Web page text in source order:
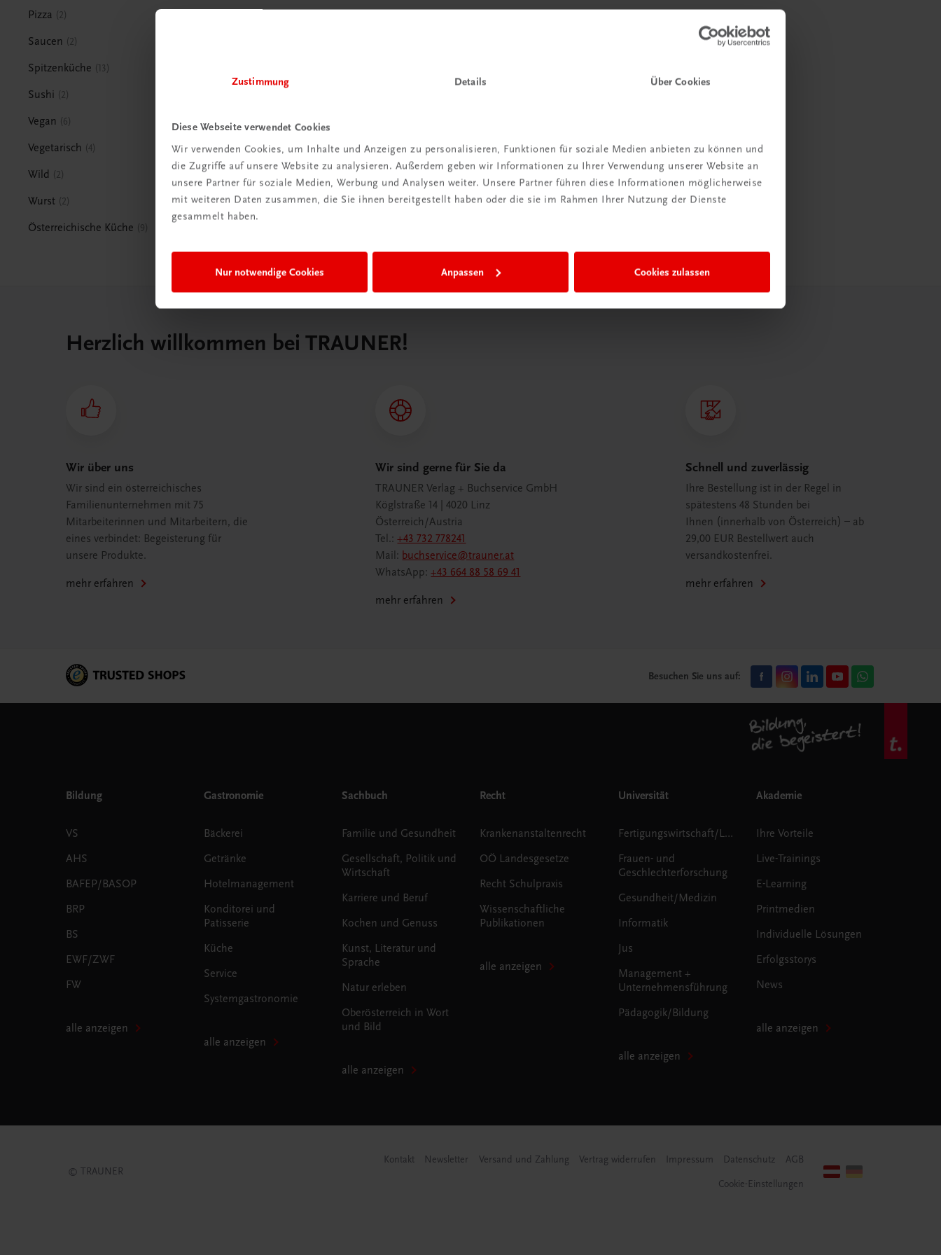
Zustimmung Details Über Cookies
Diese Webseite verwendet Cookies
Wir verwenden Cookies, um Inhalte und Anzeigen zu personalisieren, Funktionen für soziale Medien anbieten zu können und
die Zugriffe auf unsere Website zu analysieren. Außerdem geben wir Informationen zu Ihrer Verwendung unserer Website an
unsere Partner für soziale Medien, Werbung und Analysen weiter. Unsere Partner führen diese Informationen möglicherweise
mit weiteren Daten zusammen, die Sie ihnen bereitgestellt haben oder die sie im Rahmen Ihrer Nutzung der Dienste
gesammelt haben.
Nur notwendige Cookies Anpassen Cookies zulassen
Pizza 2
Saucen 2
Spitzenküche 13
Sushi 2
Vegan 6
Vegetarisch 4
Wild 2
Wurst 2
Österreichische Küche 9
Herzlich willkommen bei TRAUNER!
Wir über uns
Wir sind ein österreichisches
Familienunternehmen mit 75
Mitarbeiterinnen und Mitarbeitern, die
eines verbindet: Begeisterung für
unsere Produkte.
mehr erfahren
Wir sind gerne für Sie da
TRAUNER Verlag + Buchservice GmbH
Köglstraße 14 | 4020 Linz
Österreich/Austria
Tel.:+43 732 778241
Mail: buchservice@trauner.at
WhatsApp:+43 664 88 58 69 41
mehr erfahren
Schnell und zuverlässig
Ihre Bestellung ist in der Regel in
spätestens 48 Stunden bei
Ihnen (innerhalb von Österreich) – ab
29,00 EUR Bestellwert auch
versandkostenfrei.
mehr erfahren
Besuchen Sie uns auf:
Bildung
VS
AHS
BAFEP/BASOP
BRP
BS
EWF/ZWF
FW
alle anzeigen
Gastronomie
Bäckerei
Getränke
Hotelmanagement
Konditorei und
Patisserie
Küche
Service
Systemgastronomie
alle anzeigen
Sachbuch
Familie und Gesundheit
Gesellschaft, Politik und
Wirtschaft
Karriere und Beruf
Kochen und Genuss
Kunst, Literatur und
Sprache
Natur erleben
Oberösterreich in Wort
und Bild
alle anzeigen
Recht
Krankenanstaltenrecht
OÖ Landesgesetze
Recht Schulpraxis
Wissenschaftliche
Publikationen
alle anzeigen
Universität
Fertigungswirtschaft/Logistik
Frauen- und
Geschlechterforschung
Gesundheit/Medizin
Informatik
Jus
Management +
Unternehmensführung
Pädagogik/Bildung
alle anzeigen
Akademie
Ihre Vorteile
Live-Trainings
E-Learning
Printmedien
Individuelle Lösungen
Erfolgsstorys
News
alle anzeigen
© TRAUNER
Kontakt Newsletter Versand und Zahlung Vertrag widerrufen Impressum Datenschutz AGB
Cookie-Einstellungen